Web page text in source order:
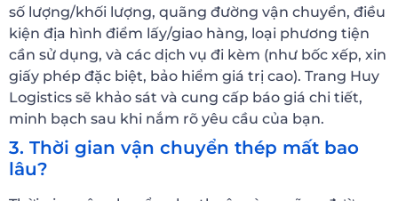
số lượng/khối lượng, quãng đường vận chuyển, điều
kiện địa hình điểm lấy/giao hàng, loại phương tiện
cần sử dụng, và các dịch vụ đi kèm (như bốc xếp, xin
giấy phép đặc biệt, bảo hiểm giá trị cao). Trang Huy
Logistics sẽ khảo sát và cung cấp báo giá chi tiết,
minh bạch sau khi nắm rõ yêu cầu của bạn.
3. Thời gian vận chuyển thép mất bao
lâu?